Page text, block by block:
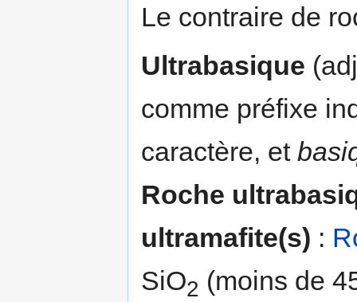
Le contraire de
Ultrabasique
comme préfixe
caractère, et
Roche
ultramafite(s) :
SiO2 (moins de